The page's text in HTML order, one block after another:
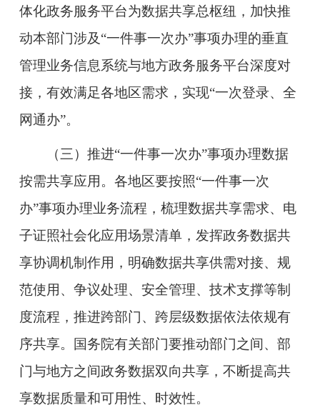
体化政务服务平台为数据共享总枢纽，加快推
动本部门涉及“一件事一次办”事项办理的垂直
管理业务信息系统与地方政务服务平台深度对
接，有效满足各地区需求，实现“一次登录、全
网通办”。
（三）推进“一件事一次办”事项办理数据
按需共享应用。 各地区要按照“一件事一次
办”事项办理业务流程，梳理数据共享需求、电
子证照社会化应用场景清单，发挥政务数据共
享协调机制作用，明确数据共享供需对接、规
范使用、争议处理、安全管理、技术支撑等制
度流程，推进跨部门、跨层级数据依法依规有
序共享。国务院有关部门要推动部门之间、部
门与地方之间政务数据双向共享，不断提高共
享数据质量和可用性、时效性。